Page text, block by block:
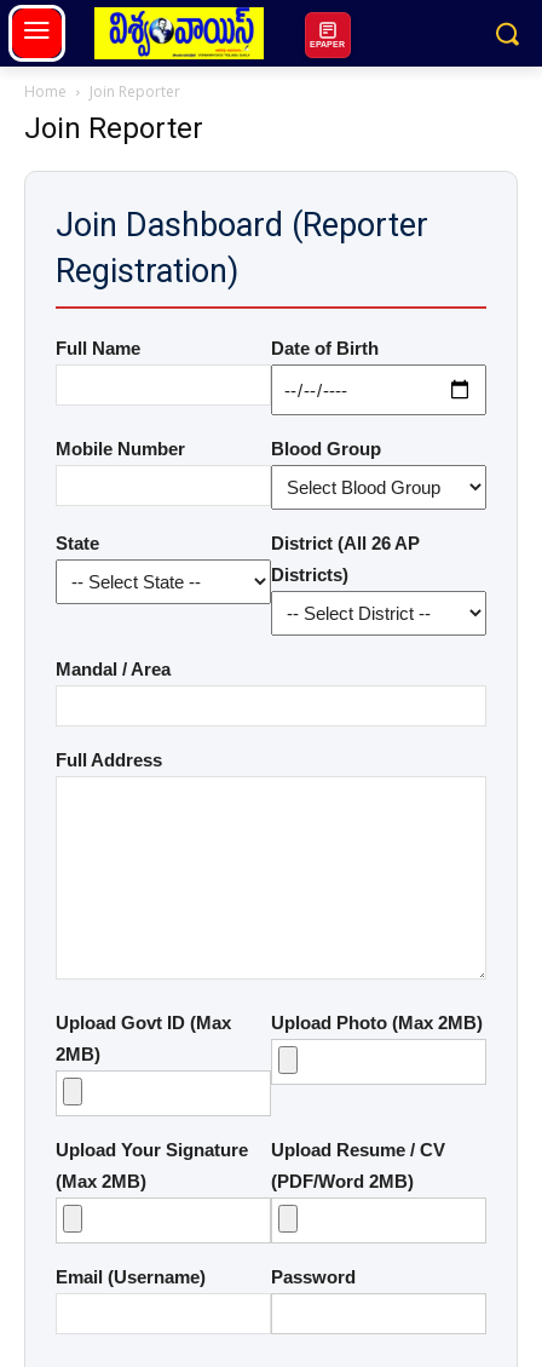
EPAPER
Home Join Reporter
Join Reporter
Join Dashboard (Reporter
Registration)
Full Name Date of Birth
Mobile Number Blood Group
State
District (All 26 AP
Districts)
Mandal / Area
Full Address
Upload Govt ID (Max
2MB)
Upload Photo (Max 2MB)
Upload Your Signature
(Max 2MB)
Upload Resume / CV
(PDF/Word 2MB)
Email (Username) Password